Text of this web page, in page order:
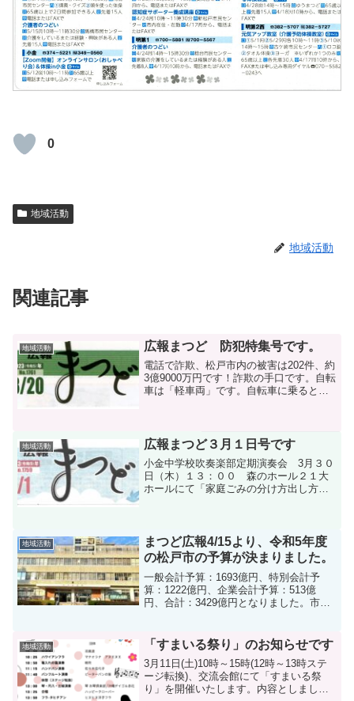
0
地域活動
地域活動
関連記事
地域活動 広報まつど 防犯特集号です。
電話で詐欺、松戸市内の被害は202件、約
3億9000万円です！詐欺の手口です。自転
車は「軽車両」です。自転車に乗るとき
害保険等へ...
地域活動 広報まつど３月１日号です
小金中学校吹奏楽部定期演奏会 3月３０
日（木）１３：００ 森のホール２１大
ホールにて「家庭ごみの分け方出し方・
火災予防運動期間...
地域活動
まつど広報4/15より、令和5年度
の松戸市の予算が決まりました。
一般会計予算：1693億円、特別会計予
算：1222億円、企業会計予算：513億
円、合計：3429億円となりました。市民
れており、6780万円の予算が計上されて
いま...
地域活動 「すまいる祭り」のお知らせです
3月11日(土)10時～15時(12時～13時ステ
ージ転換)、交流会館にて「すまいる祭
り」を開催いたします。内容としまして